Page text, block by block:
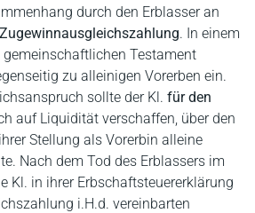
durch den Erblasser an
Zugewinnausgleichszahlung. In einem
Testament
zu alleinigen Vorerben ein.
sollte der Kl. für den
auf Liquidität verschaffen, über den
Stellung als Vorerbin alleine
Nach dem Tod des Erblassers im
Kl. in ihrer Erbschaftsteuererklärung
i.H.d. vereinbarten